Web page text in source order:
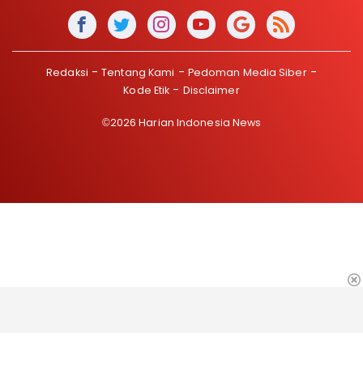
Redaksi Tentang Kami
Pedoman Media Siber
Kode Etik
Disclaimer
©2026 Harian Indonesia News